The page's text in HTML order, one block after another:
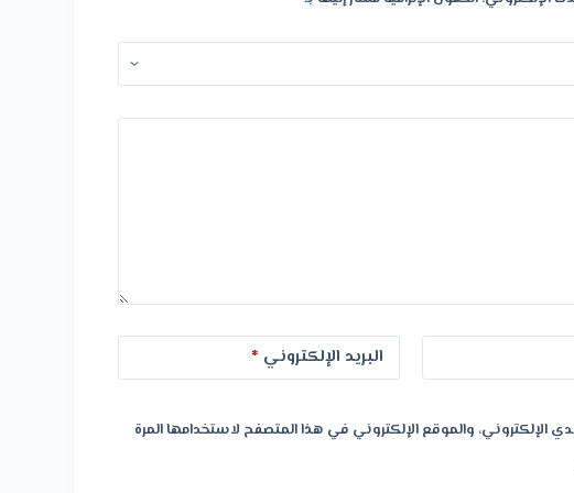
البريد الإلكتروني *
الإلكتروني، والموقع الإلكتروني في هذا المتصفح لاستخدامها المرة